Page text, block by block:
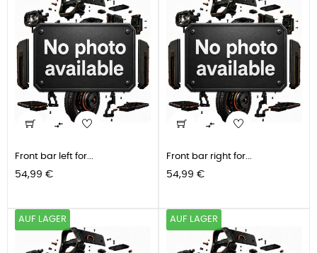

Front bar left for...
Preis
54,99 €

Front bar right for...
Preis
54,99 €
AUF LAGER AUF LAGER